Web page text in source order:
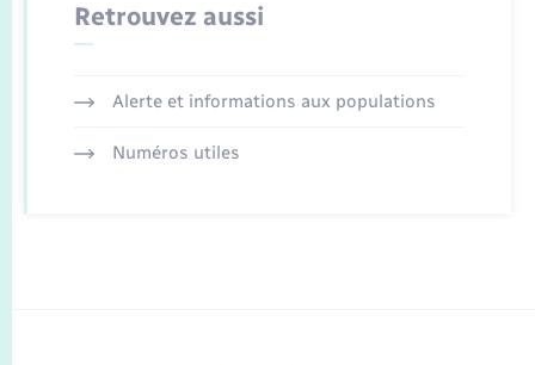
Retrouvez aussi
Alerte et informations aux populations
Numéros utiles